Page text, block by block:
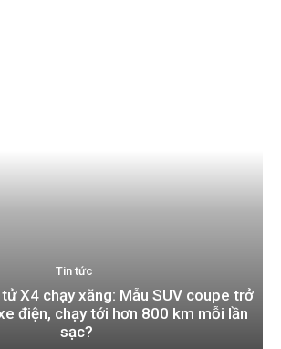
Tin tức
X4 chạy xăng: Mẫu SUV coupe trở
điện, chạy tới hơn 800 km mỗi lần
sạc?